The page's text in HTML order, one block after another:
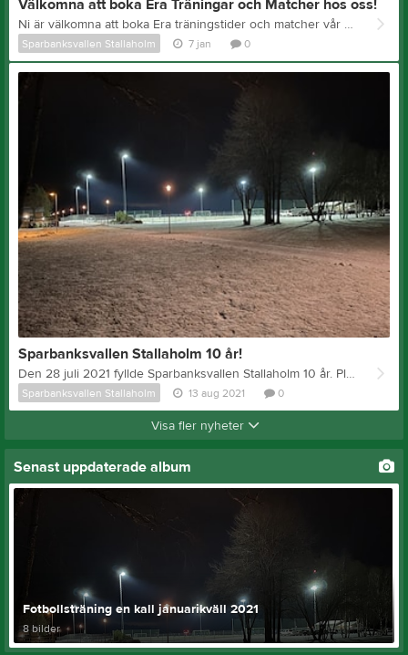
Välkomna att boka Era Träningar och Matcher hos oss!
Ni är välkomna att boka Era träningstider och matcher vår fina konstgräsplan. Ni kan boka här Se bilder här
Sparbanksvallen Stallaholm 7 jan 0
Sparbanksvallen Stallaholm 10 år!
Den 28 juli 2021 fyllde Sparbanksvallen Stallaholm 10 år. Planen invigdes den 28 juli 2011 i samband med Marknadsafton med ungdomsmatcher samt herrlagsmatch mellan Essunga och Vara kommunlag. Under våren 2012 färdigställdes förrådsbyggnaden med tillhörande kiosk och toalett. Elever vid bygglinjen vid Lagmansgymnasiet i Vara hjälpte till att färdigställa detta. Vid 1 års jubileet i juli 2012 spelades ungdomsmatcher för flickor samt damlagsmatch mellan Essunga och Grästorp kommunlag. Planen har varit flitigt uthyrd till både träningar och matcher under årens lopp. Främst under försäsongen av ägarklubbarna i kommunen men även av lag utifrån. 2018 spelades finalen i DM för herrlag på konstgräsplanen mellan IK Gauthiod – Norrby IF. Livslängden på konstgräset är ca 10 år och det kommer börja jobbas med planering av byte av konstgräset under hösten. Förhoppningsvis har vi nytt konstgräs på plats om 2–3 år. Vi har dock skött underhållet av planen bra under åren så den är fortfarande i bra skick. Vi vill passa på att tacka alla företag, privatpersoner och organisationer som hjälpt till att sponsra byggnationen på olika sätt. Se bilder från byggnationen, invigningen och 1 års jubileet här
Sparbanksvallen Stallaholm 13 aug 2021 0
Visa fler nyheter
Senast uppdaterade album
Fotbollsträning en kall januarikväll 2021
8 bilder